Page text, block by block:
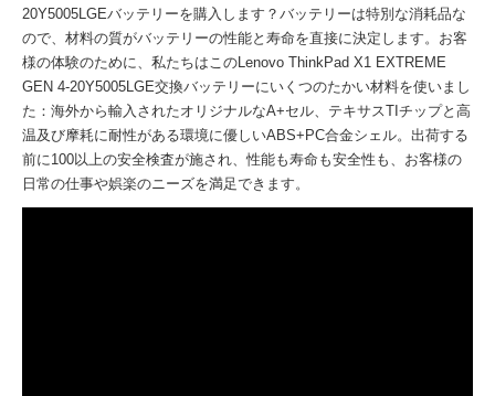
20Y5005LGEバッテリーを購入します？バッテリーは特別な消耗品な
ので、材料の質がバッテリーの性能と寿命を直接に決定します。お客
様の体験のために、私たちはこのLenovo ThinkPad X1 EXTREME
GEN 4-20Y5005LGE交換バッテリーにいくつのたかい材料を使いまし
た：海外から輸入されたオリジナルなA+セル、テキサスTIチップと高
温及び摩耗に耐性がある環境に優しいABS+PC合金シェル。出荷する
前に100以上の安全検査が施され、性能も寿命も安全性も、お客様の
日常の仕事や娯楽のニーズを満足できます。